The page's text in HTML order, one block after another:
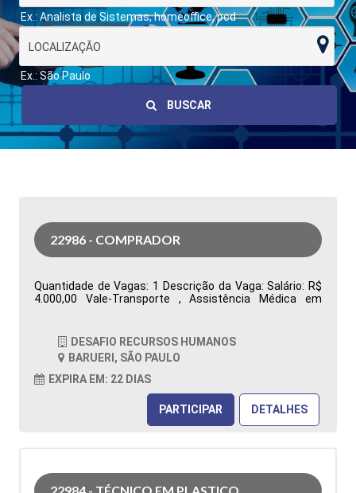
Ex.: Analista de Sistemas, homeoffice, pcd
Ex.: São Paulo
BUSCAR
22986 - COMPRADOR
Quantidade de Vagas: 1 Descrição da Vaga: Salário: R$
4.000,00 Vale-Transporte , Assistência Médica em
feira, das 07h00 às 16h48. Ensino Superior completo ou
cursando Administração ou áreas correlatas
Conhecimento no sistema Totvs/Datasul Tipo de
contratação: CLT Cidade: Barueri, SP, Brasil Área de
Atuação: Compras Período: Formação Acadêmica:
Características Comportamentais:
DESAFIO RECURSOS HUMANOS
BARUERI, SÃO PAULO
EXPIRA EM: 22 DIAS
PARTICIPAR DETALHES